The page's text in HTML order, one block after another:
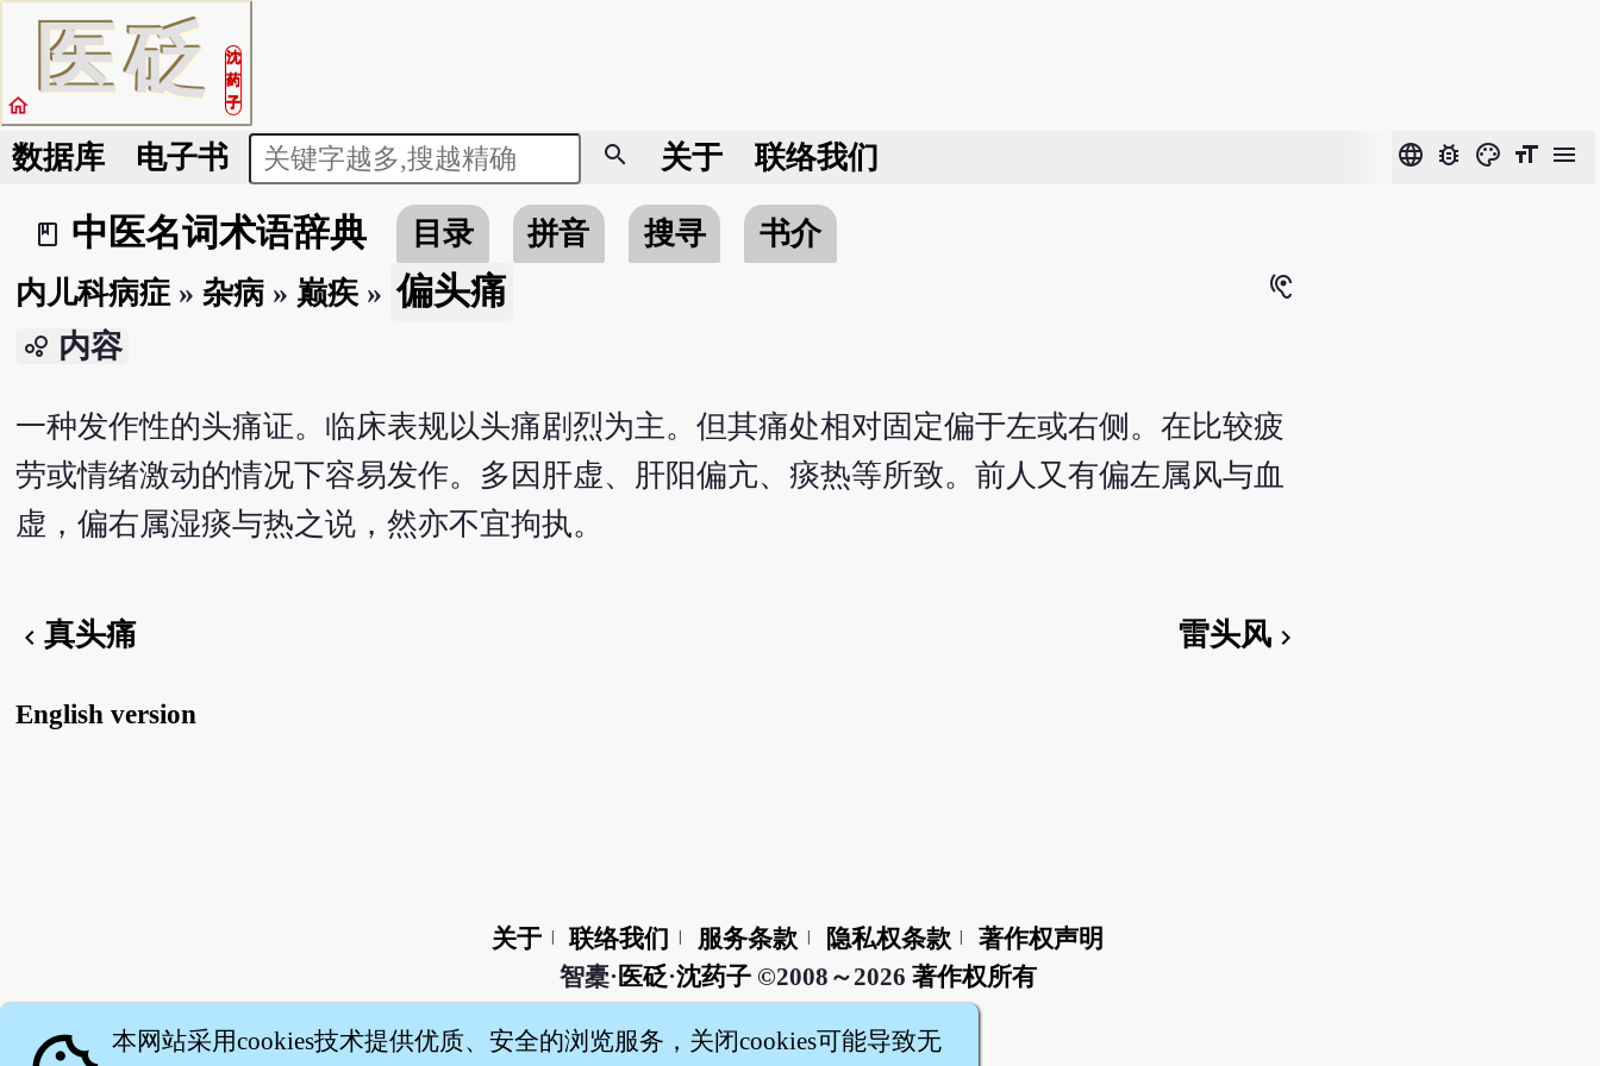
医砭
沈
药
子
home
数据库 电子书 search 关于 联络我们 language bug_report color_lens format_size menu
book_2
中医名词术语辞典 目录 拼音 搜寻
书介
内儿科病症» 杂病» 巅疾» 偏头痛 hearing
bubble_chart 内容
一种发作性的头痛证。临床表规以头痛剧烈为主。但其痛处相对固定偏于左或右侧。在比较疲
劳或情绪激动的情况下容易发作。多因肝虚、肝阳偏亢、痰热等所致。前人又有偏左属风与血
虚，偏右属湿痰与热之说，然亦不宜拘执。
chevron_left 真头痛 雷头风chevron_right
English version
关于 联络我们 服务条款 隐私权条款
著作权声明
智橐· 医砭·沈药子©2008～2026 著作权所有
本网站采用cookies技术提供优质、安全的浏览服务，关闭cookies可能导致无